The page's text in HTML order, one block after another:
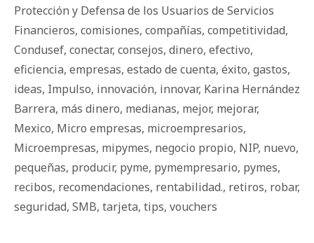
Protección y Defensa de los Usuarios de Servicios
Financieros, comisiones, compañías, competitividad,
Condusef, conectar, consejos, dinero, efectivo,
eficiencia, empresas, estado de cuenta, éxito, gastos,
ideas, Impulso, innovación, innovar, Karina Hernández
Barrera, más dinero, medianas, mejor, mejorar,
Mexico, Micro empresas, microempresarios,
Microempresas, mipymes, negocio propio, NIP, nuevo,
pequeñas, producir, pyme, pymempresario, pymes,
recibos, recomendaciones, rentabilidad., retiros, robar,
seguridad, SMB, tarjeta, tips, vouchers